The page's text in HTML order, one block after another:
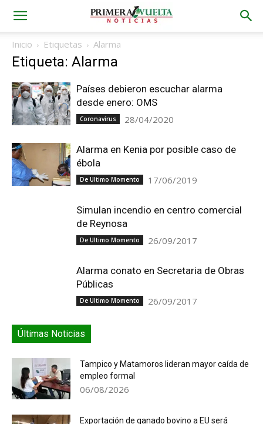
Inicio Etiquetas Alarma
Etiqueta: Alarma
Países debieron escuchar alarma
desde enero: OMS
Coronavirus 28/04/2020
Alarma en Kenia por posible caso de
ébola
De Ultimo Momento 17/06/2019
Simulan incendio en centro comercial
de Reynosa
De Ultimo Momento 26/09/2017
Alarma conato en Secretaria de Obras
Públicas
De Ultimo Momento 26/09/2017
Últimas Noticias
Tampico y Matamoros lideran mayor caída de
empleo formal
06/08/2026
Exportación de ganado bovino a EU será